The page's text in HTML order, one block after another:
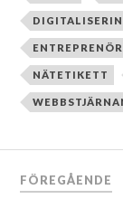
NÄTETIKETT
FÖREGÅENDE